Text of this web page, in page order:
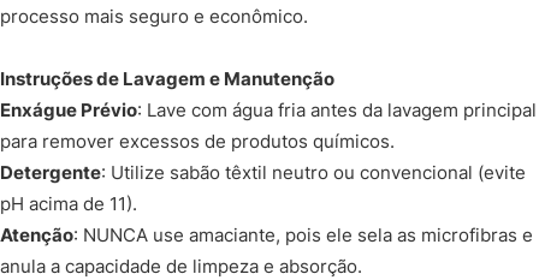
processo mais seguro e econômico.
Instruções de Lavagem e Manutenção
Enxágue Prévio: Lave com água fria antes da lavagem principal
para remover excessos de produtos químicos.
Detergente: Utilize sabão têxtil neutro ou convencional (evite
pH acima de 11).
Atenção: NUNCA use amaciante, pois ele sela as microfibras e
anula a capacidade de limpeza e absorção.